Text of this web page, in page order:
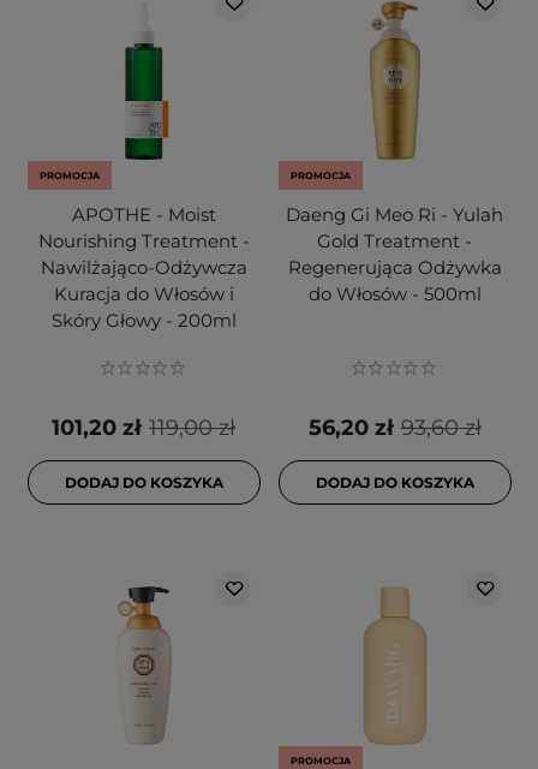
PROMOCJA
APOTHE - Moist
Nourishing Treatment -
Nawilżająco-Odżywcza
Kuracja do Włosów i
Skóry Głowy - 200ml
119,00 zł
101,20 zł
DODAJ DO KOSZYKA
PROMOCJA
Daeng Gi Meo Ri - Yulah
Gold Treatment -
Regenerująca Odżywka
do Włosów - 500ml
93,60 zł
56,20 zł
DODAJ DO KOSZYKA
PROMOCJA